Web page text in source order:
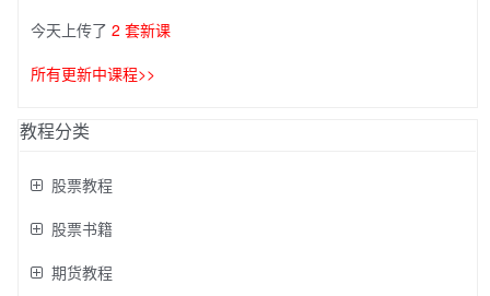
今天上传了 2 套新课
所有更新中课程>>
教程分类
股票教程
股票书籍
期货教程